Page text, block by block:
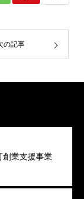
の記事
創業支援事業